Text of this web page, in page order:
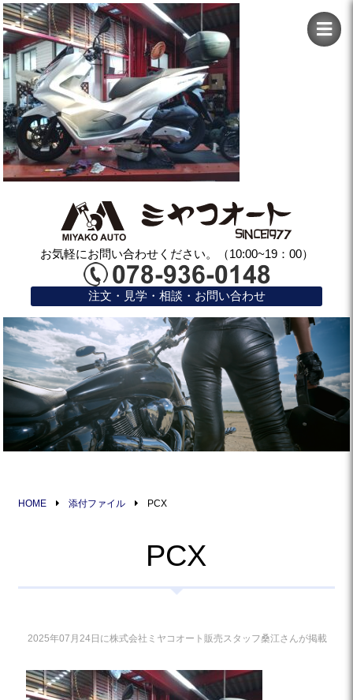
お気軽にお問い合わせください。（10:00~19：00）
注文・見学・相談・お問い合わせ
HOME 添付ファイル PCX
PCX
2025年07月24日に株式会社ミヤコオート販売スタッフ桑江さんが掲載